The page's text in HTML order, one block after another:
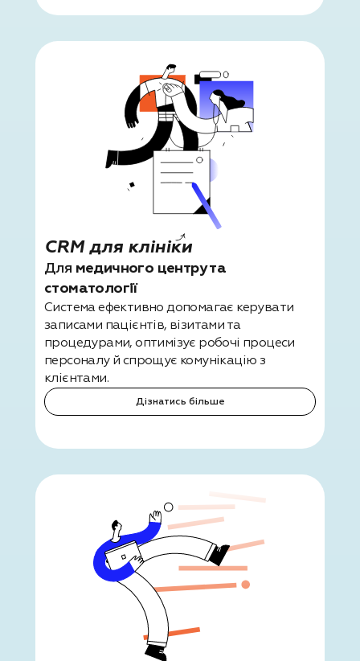
CRM для клініки
Для медичного центру та
стоматології
Система ефективно допомагає керувати
записами пацієнтів, візитами та
процедурами, оптимізує робочі процеси
персоналу й спрощує комунікацію з
клієнтами.
Дізнатись більше